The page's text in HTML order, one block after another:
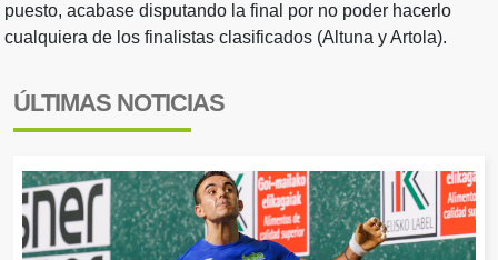
puesto, acabase disputando la final por no poder hacerlo
cualquiera de los finalistas clasificados (Altuna y Artola).
ÚLTIMAS NOTICIAS